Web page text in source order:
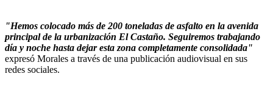
"Hemos colocado más de 200 toneladas de asfalto en la avenida
principal de la urbanización El Castaño. Seguiremos trabajando
día y noche hasta dejar esta zona completamente consolidada"
expresó Morales a través de una publicación audiovisual en sus
redes sociales.